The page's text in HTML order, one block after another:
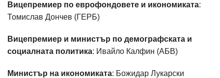
Вицепремиер по еврофондовете и икономиката:
Томислав Дончев (ГЕРБ)
Вицепремиер и министър по демографската и
социалната политика: Ивайло Калфин (АБВ)
Министър на икономиката: Божидар Лукарски